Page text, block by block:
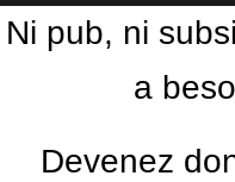
Ni pub, ni
a
Devenez